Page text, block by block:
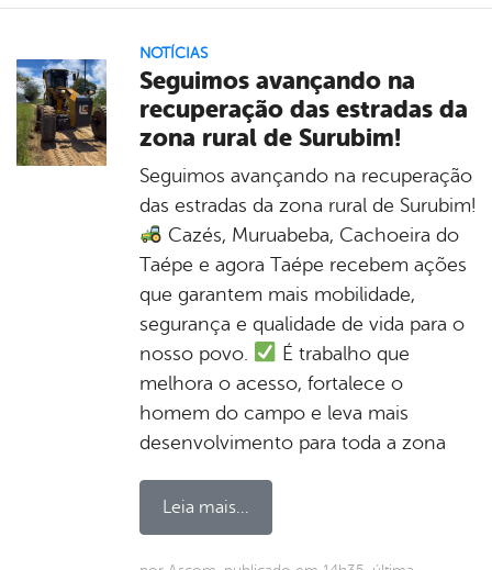
NOTÍCIAS
Seguimos avançando na
recuperação das estradas da
zona rural de Surubim!
Seguimos avançando na recuperação
das estradas da zona rural de Surubim!
Cazés, Muruabeba, Cachoeira do
Taépe e agora Taépe recebem ações
que garantem mais mobilidade,
segurança e qualidade de vida para o
nosso povo.
É trabalho que
melhora o acesso, fortalece o
homem do campo e leva mais
desenvolvimento para toda a zona
Leia mais...